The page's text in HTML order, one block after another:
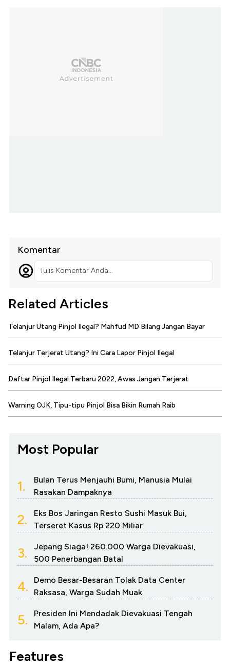
Komentar
Tulis Komentar Anda...
Related Articles
Telanjur Utang Pinjol Ilegal? Mahfud MD Bilang Jangan Bayar
Telanjur Terjerat Utang? Ini Cara Lapor Pinjol Ilegal
Daftar Pinjol Ilegal Terbaru 2022, Awas Jangan Terjerat
Warning OJK, Tipu-tipu Pinjol Bisa Bikin Rumah Raib
Most Popular
1.
Bulan Terus Menjauhi Bumi, Manusia Mulai
Rasakan Dampaknya
2.
Eks Bos Jaringan Resto Sushi Masuk Bui,
Terseret Kasus Rp 220 Miliar
3.
Jepang Siaga! 260.000 Warga Dievakuasi,
500 Penerbangan Batal
4.
Demo Besar-Besaran Tolak Data Center
Raksasa, Warga Sudah Muak
5.
Presiden Ini Mendadak Dievakuasi Tengah
Malam, Ada Apa?
Features